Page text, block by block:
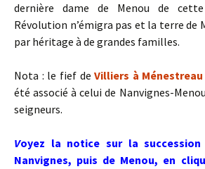
dernière dame de Menou de
Révolution n’émigra pas et la terre de
par héritage à de grandes familles.
Nota : le fief deVilliers à
été associé à celui de Nanvignes-
seigneurs.
Voyez la notice sur la succession
Nanvignes, puis de Menou, en